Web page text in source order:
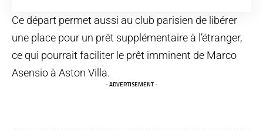
Ce départ permet aussi au club parisien de libérer
une place pour un prêt supplémentaire à l’étranger,
ce qui pourrait faciliter le prêt imminent de Marco
Asensio à Aston Villa.
- ADVERTISEMENT -